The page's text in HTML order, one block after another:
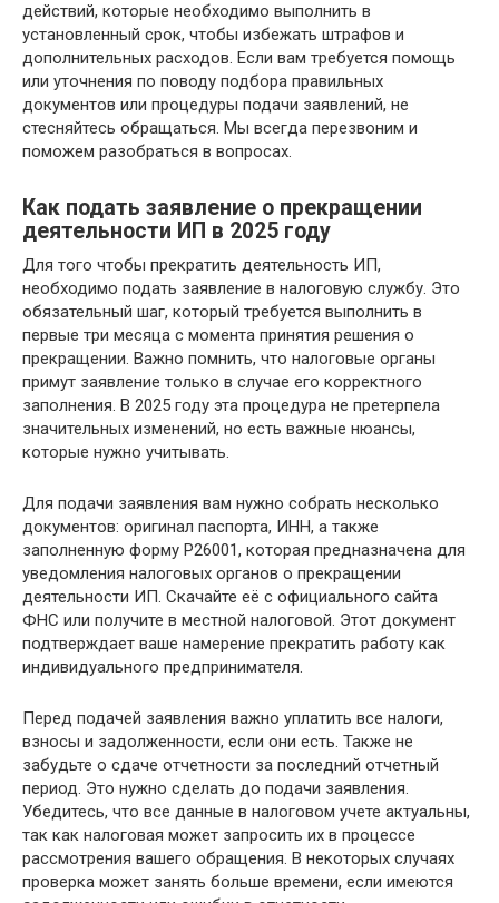
действий, которые необходимо выполнить в
установленный срок, чтобы избежать штрафов и
дополнительных расходов. Если вам требуется помощь
или уточнения по поводу подбора правильных
документов или процедуры подачи заявлений, не
стесняйтесь обращаться. Мы всегда перезвоним и
поможем разобраться в вопросах.
Как подать заявление о прекращении
деятельности ИП в 2025 году
Для того чтобы прекратить деятельность ИП,
необходимо подать заявление в налоговую службу. Это
обязательный шаг, который требуется выполнить в
первые три месяца с момента принятия решения о
прекращении. Важно помнить, что налоговые органы
примут заявление только в случае его корректного
заполнения. В 2025 году эта процедура не претерпела
значительных изменений, но есть важные нюансы,
которые нужно учитывать.
Для подачи заявления вам нужно собрать несколько
документов: оригинал паспорта, ИНН, а также
заполненную форму Р26001, которая предназначена для
уведомления налоговых органов о прекращении
деятельности ИП. Скачайте её с официального сайта
ФНС или получите в местной налоговой. Этот документ
подтверждает ваше намерение прекратить работу как
индивидуального предпринимателя.
Перед подачей заявления важно уплатить все налоги,
взносы и задолженности, если они есть. Также не
забудьте о сдаче отчетности за последний отчетный
период. Это нужно сделать до подачи заявления.
Убедитесь, что все данные в налоговом учете актуальны,
так как налоговая может запросить их в процессе
рассмотрения вашего обращения. В некоторых случаях
проверка может занять больше времени, если имеются